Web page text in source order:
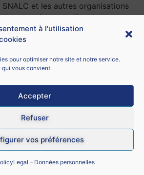
à l'utilisation
pour optimiser notre site et notre service.
qui vous convient.
Accepter
Refuser
vos préférences
Legal – Données personnelles
et les autres organisations
à la première des quatre
par le ministre Geffray sur le thème
L’occasion pour le SNALC
conditions de travail.